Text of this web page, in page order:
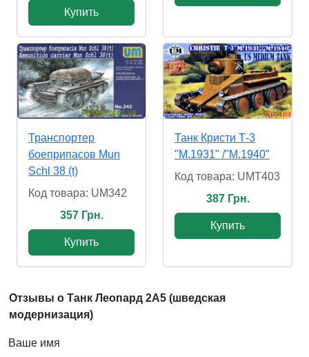
Купить
Транспортер
боеприпасов Mun
Schl 38 (t)
Код товара: UM342
357 Грн.
Купить
Танк Кристи Т-3
"М.1931" /"М.1940"
Код товара: UMT403
387 Грн.
Купить
Отзывы о Танк Леопард 2А5 (шведская
модернизация)
Ваше имя